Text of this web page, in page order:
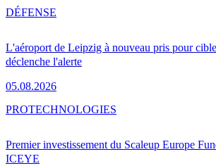
L'aéroport de Leipzig à nouveau pris pour
déclenche l'alerte
05.08.2026
DÉFENSE
Premier investissement du Scaleup Europe
ICEYE
PROTECHNOLOGIES